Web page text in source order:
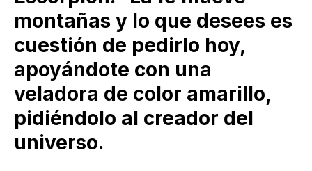
montañas y lo que desees es
cuestión de pedirlo hoy,
apoyándote con una
veladora de color amarillo,
pidiéndolo al creador del
universo.